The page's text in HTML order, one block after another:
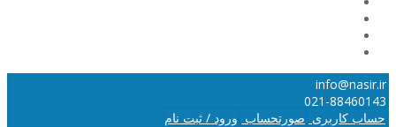
info@nasir.ir
021-88460143
حساب کاربری صورتحساب ورود / ثبت نام